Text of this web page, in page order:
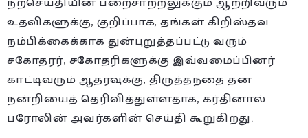
உதவிகளுக்கு, குறிப்பாக, தங்கள் கிறிஸ்தவ
நம்பிக்கைக்காக துன்புறுத்தப்பட்டு வரும்
சகோதரர், சகோதரிகளுக்கு இவ்வமைப்பினர்
காட்டிவரும் ஆதரவுக்கு, திருத்தந்தை தன்
நன்றியைத் தெரிவித்துள்ளதாக, கர்தினால்
பரோலின் அவர்களின் செய்தி கூறுகிறது.